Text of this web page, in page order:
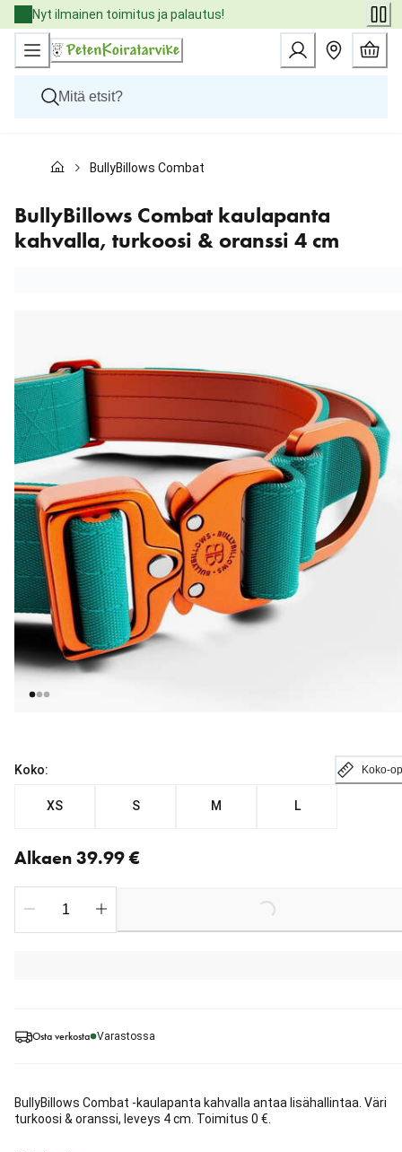
Skip
to
Content
Nyt ilmainen toimitus ja palautus!
Kissat
Eläinlääkäriruoat
Tuotemerkit
Uutuudet
BullyBillows Combat kaulapanta kahvalla, turkoosi &
BullyBillows Combat kaulapanta
kahvalla, turkoosi & oranssi 4 cm
Osta verkosta Varastossa
BullyBillows Combat -kaulapanta kahvalla antaa lisähallintaa. Väri
turkoosi & oranssi, leveys 4 cm. Toimitus 0 €.
Koko: Koko-
XS S M L
Alkaen 39.99 €
Loading...